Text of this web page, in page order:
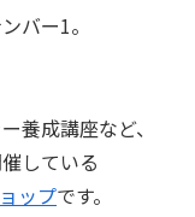
バー1。
養成講座など、
している
ップです。